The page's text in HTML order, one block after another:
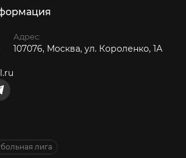
Адрес:
107076, Москва, ул. Короленко, 1А
лига